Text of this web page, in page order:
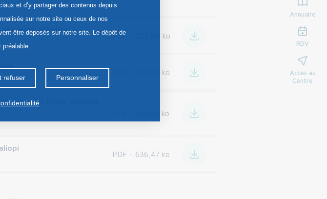
Annuaire
RDV
Accès au
Centre
adjointe
PDF - 257,06 ko
PDF - 210,33 ko
l’Institut Curie, devient
PDF - 513,86 ko
PDF - 636,47 ko
et d’y partager des contenus depuis
sur notre site ou ceux de nos
être déposés sur notre site. Le dépôt de
refuser Personnaliser